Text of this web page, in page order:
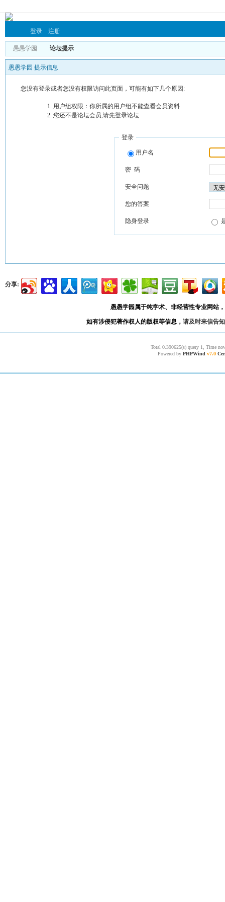
登录 注册
愚愚学园 论坛提示
愚愚学园 提示信息
您没有登录或者您没有权限访问此页面，可能有如下几个原因:
用户组权限：你所属的用户组不能查看会员资料
您还不是论坛会员,请先登录论坛
登录
用户名
密 码
安全问题
您的答案
隐身登录
分享:
愚愚学园属于纯学术、非经营性专业网站
如有涉侵犯著作权人的版权等信息， 请及时来信告知
Total 0.390625(s) query 1, Time
Powered by PHPWind v7.0